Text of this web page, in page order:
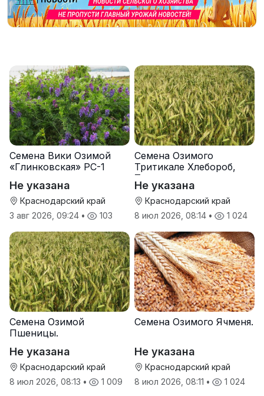
Семена Вики Озимой
«Глинковская» РС-1
Не указана
Краснодарский край
3 авг 2026, 09:24 • 103
Семена Озимого
Тритикале Хлебороб,
Тихон
Не указана
Краснодарский край
8 июл 2026, 08:14 • 1 024
Семена Озимой
Пшеницы.
Не указана
Краснодарский край
8 июл 2026, 08:13 • 1 009
Семена Озимого Ячменя.
Не указана
Краснодарский край
8 июл 2026, 08:11 • 1 024